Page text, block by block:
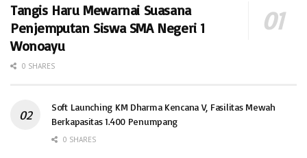
Tangis Haru Mewarnai Suasana
Penjemputan Siswa SMA Negeri 1
Wonoayu
0 SHARES
Soft Launching KM Dharma Kencana V, Fasilitas Mewah
Berkapasitas 1.400 Penumpang
0 SHARES